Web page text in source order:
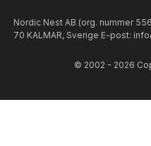
Nordic Nest AB (org. nummer
70 KALMAR, Sverige E-post:
© 2002 - 2026